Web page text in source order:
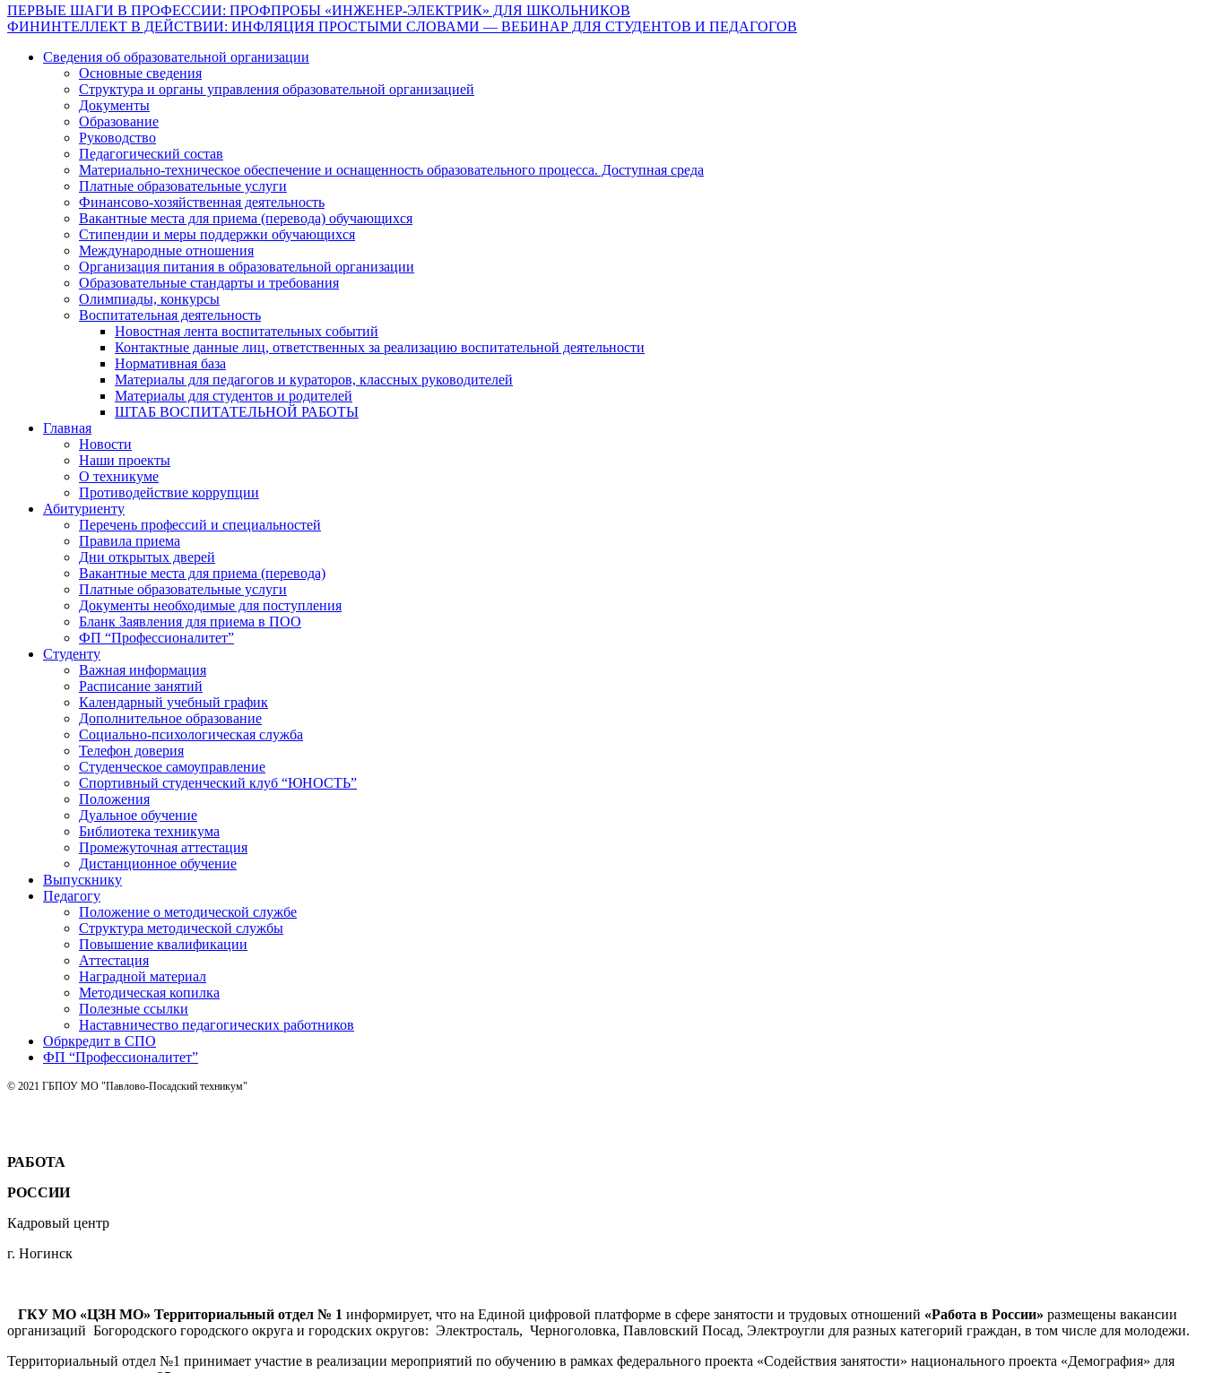
Навигация
по
записям
ПЕРВЫЕ ШАГИ В ПРОФЕССИИ: ПРОФПРОБЫ «ИНЖЕНЕР-ЭЛЕКТРИК» ДЛЯ ШКОЛЬНИКОВ
ФИНИНТЕЛЛЕКТ В ДЕЙСТВИИ: ИНФЛЯЦИЯ ПРОСТЫМИ СЛОВАМИ — ВЕБИНАР ДЛЯ СТУДЕНТОВ И ПЕДАГОГОВ
Сведения об образовательной организации
Основные сведения
Структура и органы управления образовательной организацией
Документы
Образование
Руководство
Педагогический состав
Материально-техническое обеспечение и оснащенность образовательного процесса. Доступная среда
Платные образовательные услуги
Финансово-хозяйственная деятельность
Вакантные места для приема (перевода) обучающихся
Стипендии и меры поддержки обучающихся
Международные отношения
Организация питания в образовательной организации
Образовательные стандарты и требования
Олимпиады, конкурсы
Воспитательная деятельность
Новостная лента воспитательных событий
Контактные данные лиц, ответственных за реализацию воспитательной деятельности
Нормативная база
Материалы для педагогов и кураторов, классных руководителей
Материалы для студентов и родителей
ШТАБ ВОСПИТАТЕЛЬНОЙ РАБОТЫ
Главная
Новости
Наши проекты
О техникуме
Противодействие коррупции
Абитуриенту
Перечень профессий и специальностей
Правила приема
Дни открытых дверей
Вакантные места для приема (перевода)
Платные образовательные услуги
Документы необходимые для поступления
Бланк Заявления для приема в ПОО
ФП “Профессионалитет”
Студенту
Важная информация
Расписание занятий
Календарный учебный график
Дополнительное образование
Социально-психологическая служба
Телефон доверия
Студенческое самоуправление
Спортивный студенческий клуб “ЮНОСТЬ”
Положения
Дуальное обучение
Библиотека техникума
Промежуточная аттестация
Дистанционное обучение
Выпускнику
Педагогу
Положение о методической службе
Структура методической службы
Повышение квалификации
Аттестация
Наградной материал
Методическая копилка
Полезные ссылки
Наставничество педагогических работников
Обркредит в СПО
ФП “Профессионалитет”
© 2021 ГБПОУ МО "Павлово-Посадский техникум"
РАБОТА
РОССИИ
Кадровый центр
г. Ногинск
ГКУ МО «ЦЗН МО» Территориальный отдел № 1 информирует, что на Единой цифровой платформе в сфере занятости и трудовых отношений «Работа в России» размещены вакансии
организаций Богородского городского округа и городских округов: Электросталь, Черноголовка, Павловский Посад, Электроугли для разных категорий граждан, в том числе для молодежи.
Территориальный отдел №1 принимает участие в реализации мероприятий по обучению в рамках федерального проекта «Содействия занятости» национального проекта «Демография» для